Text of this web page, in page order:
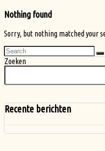
Nothing found
Sorry, but nothing matched your
Zoeken
Recente berichten